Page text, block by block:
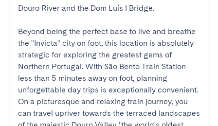
Douro River and the Dom Luís I Bridge.
Beyond being the perfect base to live and breathe
the "Invicta" city on foot, this location is absolutely
strategic for exploring the greatest gems of
Northern Portugal. With São Bento Train Station
less than 5 minutes away on foot, planning
unforgettable day trips is exceptionally convenient.
On a picturesque and relaxing train journey, you
can travel upriver towards the terraced landscapes